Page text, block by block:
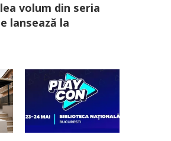
volum din seria
lansează la